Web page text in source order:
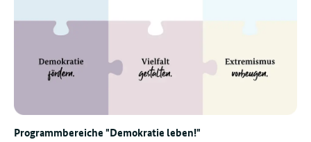
Programmbereiche "Demokratie leben!"